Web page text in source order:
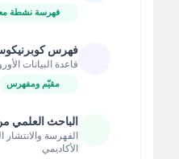
فهرسة نشطة
فهرس
قاعدة البيانات
مقيّم ومفهرس
الباحث العلمي
الأكاديمي